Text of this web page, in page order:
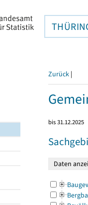
Zurück |
bis 31.12.2025